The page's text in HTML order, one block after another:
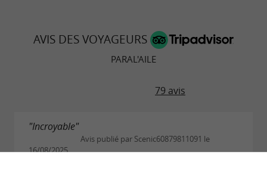
AVIS DES VOYAGEURS
PARAL'AILE
79 avis
"Incroyable"
Avis publié par Scenic60879811091 le
16/08/2025